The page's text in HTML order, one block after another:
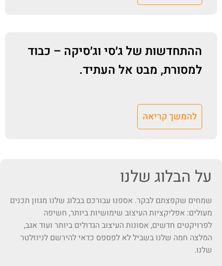
ההתחדשות של ג׳סי וג׳סיקה – כבוד
למסורת, מבט אל העתיד.
להמשך קריאה
על הבלוג שלנו
שמחים שקפצתם לבקר. אספנו עבורכם בבלוג שלנו מגוון תכנים
מעולים: אפליקציות העיצוב שימושיות ביותר, חשיפה
לפרויקטים חדשים, אסונות העיצוב הגדולים ביותר ועוד אגב,
המלצה חמה שלנו בשביל לא לפספס כדאי להירשם לניוזלטר
שלנו.